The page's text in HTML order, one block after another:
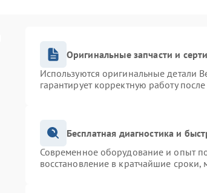
Оригинальные запчасти и
Используются оригинальные детали
гарантирует корректную работу
Бесплатная диагностика и
Современное оборудование и опыт
восстановление в кратчайшие сроки,